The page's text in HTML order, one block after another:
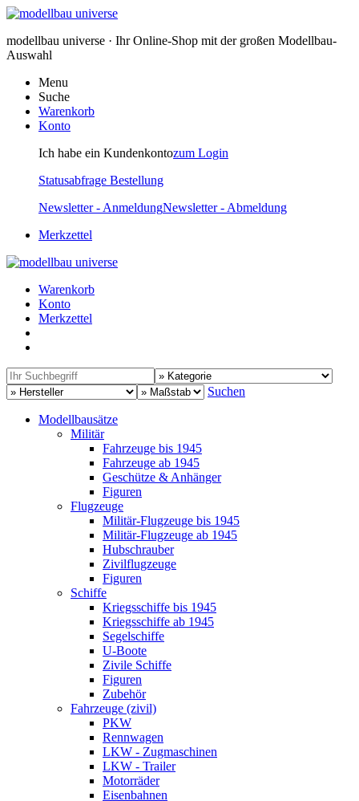
modellbau universe · Ihr Online-Shop mit der großen Modellbau-
Auswahl
Menu
Suche
Warenkorb
Konto
Ich habe ein Kundenkontozum Login
Statusabfrage Bestellung
Newsletter - AnmeldungNewsletter - Abmeldung
Merkzettel
Warenkorb
Konto
Merkzettel
Suchen
Modellbausätze
Militär
Fahrzeuge bis 1945
Fahrzeuge ab 1945
Geschütze & Anhänger
Figuren
Flugzeuge
Militär-Flugzeuge bis 1945
Militär-Flugzeuge ab 1945
Hubschrauber
Zivilflugzeuge
Figuren
Schiffe
Kriegsschiffe bis 1945
Kriegsschiffe ab 1945
Segelschiffe
U-Boote
Zivile Schiffe
Figuren
Zubehör
Fahrzeuge (zivil)
PKW
Rennwagen
LKW - Zugmaschinen
LKW - Trailer
Motorräder
Eisenbahnen